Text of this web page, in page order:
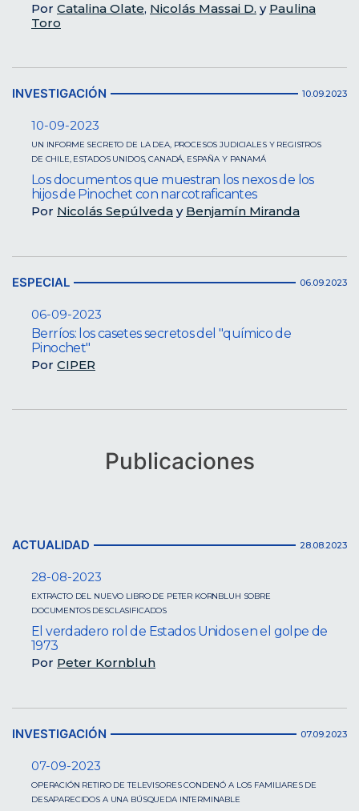
Por Catalina Olate, Nicolás Massai D. y Paulina
Toro
INVESTIGACIÓN 10.09.2023
10-09-2023
UN INFORME SECRETO DE LA DEA, PROCESOS JUDICIALES Y REGISTROS
DE CHILE, ESTADOS UNIDOS, CANADÁ, ESPAÑA Y PANAMÁ
Los documentos que muestran los nexos de los
hijos de Pinochet con narcotraficantes
Por Nicolás Sepúlveda y Benjamín Miranda
ESPECIAL 06.09.2023
06-09-2023
Berríos: los casetes secretos del "químico de
Pinochet"
Por CIPER
Publicaciones
ACTUALIDAD 28.08.2023
28-08-2023
EXTRACTO DEL NUEVO LIBRO DE PETER KORNBLUH SOBRE
DOCUMENTOS DESCLASIFICADOS
El verdadero rol de Estados Unidos en el golpe de
1973
Por Peter Kornbluh
INVESTIGACIÓN 07.09.2023
07-09-2023
OPERACIÓN RETIRO DE TELEVISORES CONDENÓ A LOS FAMILIARES DE
DESAPARECIDOS A UNA BÚSQUEDA INTERMINABLE